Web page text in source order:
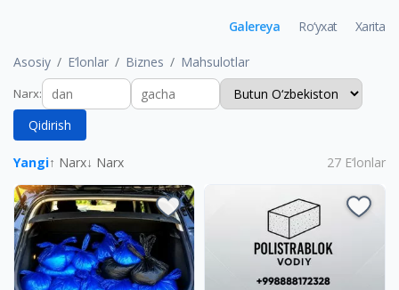
Asosiy E‘lonlar Biznes Mahsulotlar
Galereya Ro‘yxat Xarita
Narx:
Qidirish
Yangi↑ Narx↓ Narx 27 E‘lonlar